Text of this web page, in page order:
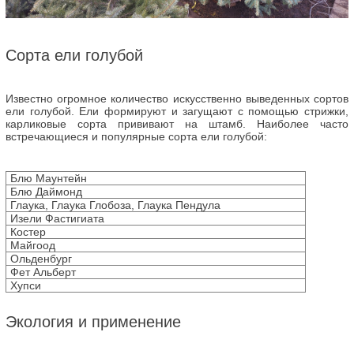
Сорта ели голубой
Известно огромное количество искусственно выведенных сортов
ели голубой. Ели формируют и загущают с помощью стрижки,
карликовые сорта прививают на штамб. Наиболее часто
встречающиеся и популярные сорта ели голубой:
Блю Маунтейн
Блю Даймонд
Глаука, Глаука Глобоза, Глаука Пендула
Изели Фастигиата
Костер
Майгоод
Ольденбург
Фет Альберт
Хупси
Экология и применение